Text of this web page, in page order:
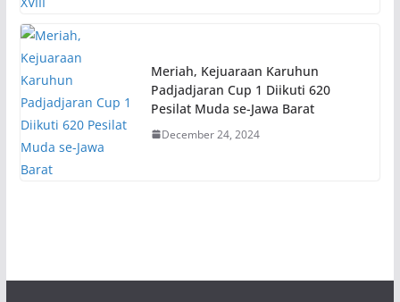
Meriah, Kejuaraan Karuhun
Padjadjaran Cup 1 Diikuti 620
Pesilat Muda se-Jawa Barat
December 24, 2024